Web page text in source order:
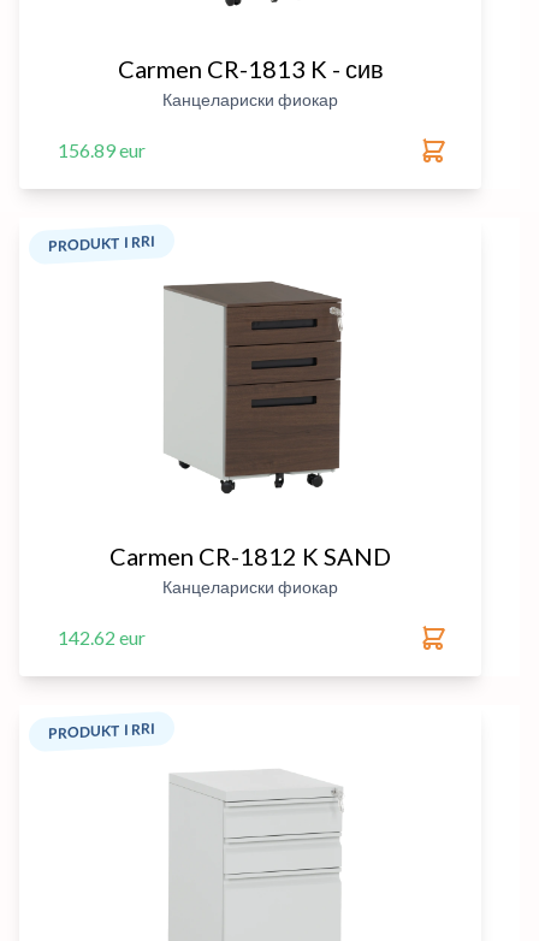
Carmen CR-1813 K - сив
Канцелариски фиокар
156.89 eur
PRODUKT I RRI
Carmen CR-1812 K SAND
Канцелариски фиокар
142.62 eur
PRODUKT I RRI